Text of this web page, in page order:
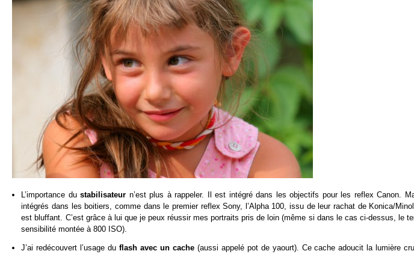
L’importance dustabilisateur n’est plus à rappeler. Il est intégré dans les objectifs pour les reflex Canon.
intégrés dans les boitiers, comme dans le premier reflex Sony, l’Alpha 100, issu de leur rachat de Konica/
est bluffant. C’est grâce à lui que je peux réussir mes portraits pris de loin (même si dans le cas ci-dessus, le
sensibilité montée à 800 ISO).
J’ai redécouvert l’usage duflash avec un cache(aussi appelé pot de yaourt). Ce cache adoucit la lumière